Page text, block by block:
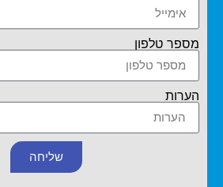
מספר טלפון
הערות
שליחה